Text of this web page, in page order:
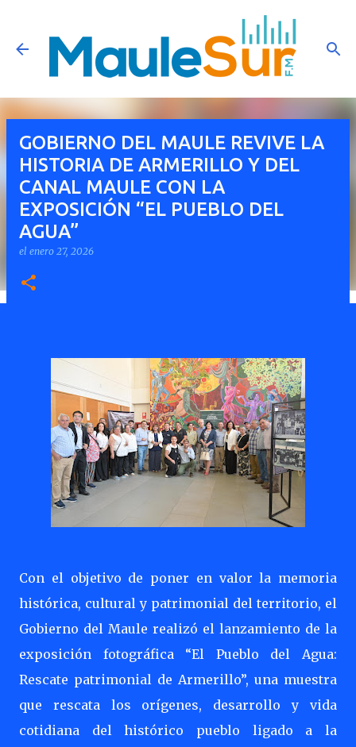
Ir al contenido principal
GOBIERNO DEL MAULE REVIVE LA
HISTORIA DE ARMERILLO Y DEL
CANAL MAULE CON LA
EXPOSICIÓN “EL PUEBLO DEL
AGUA”
el enero 27, 2026
Con el objetivo de poner en valor la memoria
histórica, cultural y patrimonial del territorio, el
Gobierno del Maule realizó el lanzamiento de la
exposición fotográfica “El Pueblo del Agua:
Rescate patrimonial de Armerillo”, una muestra
que rescata los orígenes, desarrollo y vida
cotidiana del histórico pueblo ligado a la